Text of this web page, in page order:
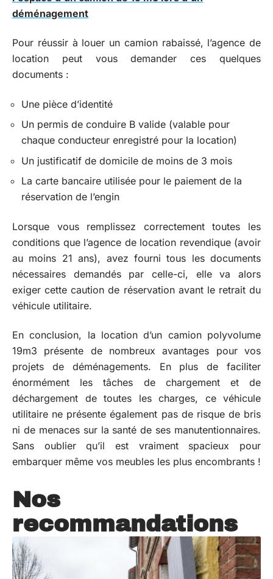
déménagement
Pour réussir à louer un camion rabaissé, l’agence de
location peut vous demander ces quelques
documents :
Une pièce d’identité
Un permis de conduire B valide (valable pour
chaque conducteur enregistré pour la location)
Un justificatif de domicile de moins de 3 mois
La carte bancaire utilisée pour le paiement de la
réservation de l’engin
Lorsque vous remplissez correctement toutes les
conditions que l’agence de location revendique (avoir
au moins 21 ans), avez fourni tous les documents
nécessaires demandés par celle-ci, elle va alors
exiger cette caution de réservation avant le retrait du
véhicule utilitaire.
En conclusion, la location d’un camion polyvolume
19m3 présente de nombreux avantages pour vos
projets de déménagements. En plus de faciliter
énormément les tâches de chargement et de
déchargement de toutes les charges, ce véhicule
utilitaire ne présente également pas de risque de bris
ni de menaces sur la santé de ses manutentionnaires.
Sans oublier qu’il est vraiment spacieux pour
embarquer même vos meubles les plus encombrants !
Nos
recommandations